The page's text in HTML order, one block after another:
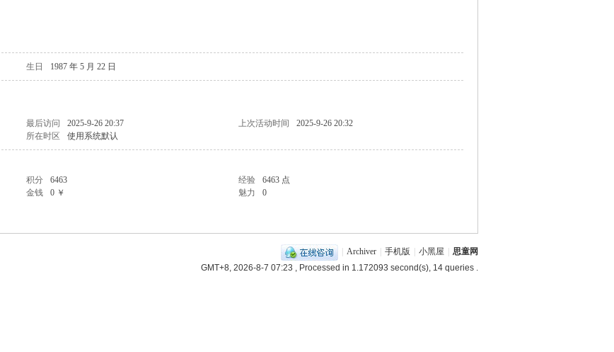
生日 1987 年 5 月 22 日
最后访问 2025-9-26 20:37 上次活动时间
2025-9-26 20:32
所在时区 使用系统默认
积分 6463 经验
6463 点
金钱 0 ￥ 魅力
0
Archiver 手机版 小黑屋
思童网
GMT+8, 2026-8-7 07:23 , Processed in 1.172093 second(s), 14 queries .